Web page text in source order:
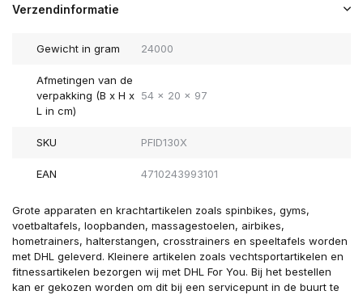
Verzendinformatie
Gewicht in gram 24000
Afmetingen van de
verpakking (B x H x
L in cm)
54 x 20 x 97
SKU PFID130X
EAN 4710243993101
Grote apparaten en krachtartikelen zoals spinbikes, gyms,
voetbaltafels, loopbanden, massagestoelen, airbikes,
hometrainers, halterstangen, crosstrainers en speeltafels worden
met DHL geleverd. Kleinere artikelen zoals vechtsportartikelen en
fitnessartikelen bezorgen wij met DHL For You. Bij het bestellen
kan er gekozen worden om dit bij een servicepunt in de buurt te